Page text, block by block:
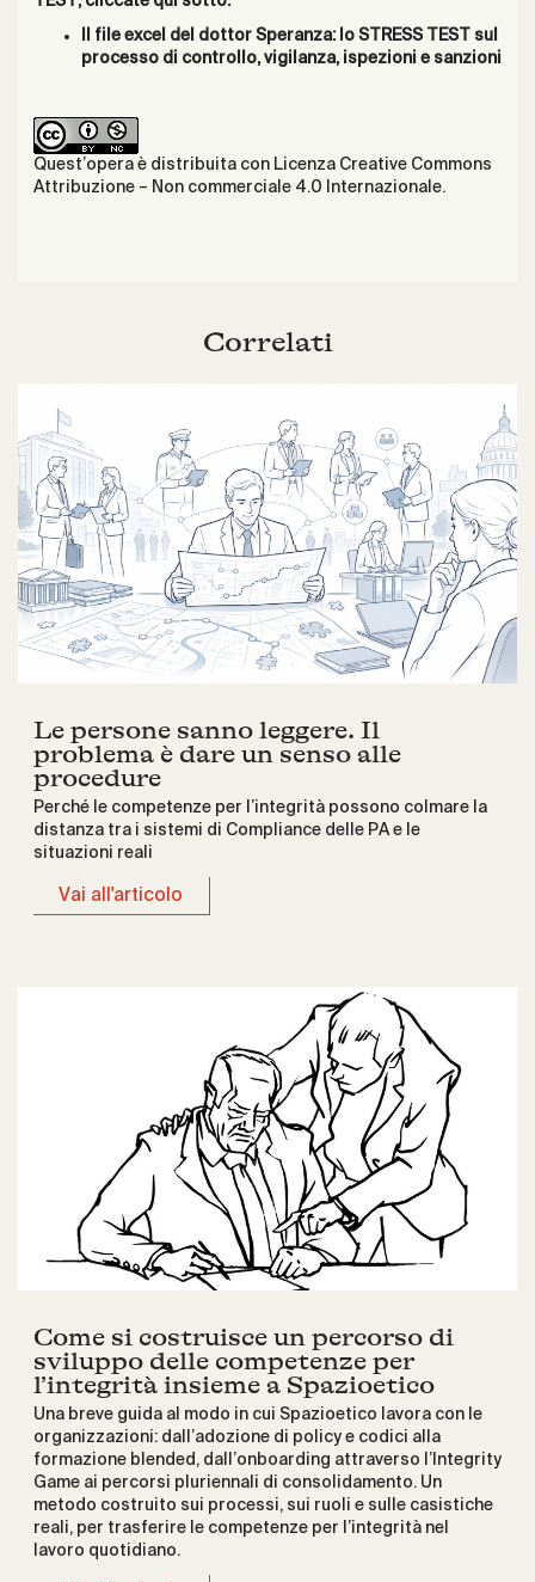
Il file excel del dottor Speranza: lo STRESS TEST sul
processo di controllo, vigilanza, ispezioni e sanzioni
Quest’opera è distribuita con Licenza Creative Commons
Attribuzione – Non commerciale 4.0 Internazionale.
Correlati
Le persone sanno leggere. Il
problema è dare un senso alle
procedure
Perché le competenze per l’integrità possono colmare la
distanza tra i sistemi di Compliance delle PA e le
situazioni reali
Vai all'articolo
Come si costruisce un percorso di
sviluppo delle competenze per
l’integrità insieme a Spazioetico
Una breve guida al modo in cui Spazioetico lavora con le
organizzazioni: dall’adozione di policy e codici alla
formazione blended, dall’onboarding attraverso l’Integrity
Game ai percorsi pluriennali di consolidamento. Un
metodo costruito sui processi, sui ruoli e sulle casistiche
reali, per trasferire le competenze per l’integrità nel
lavoro quotidiano.